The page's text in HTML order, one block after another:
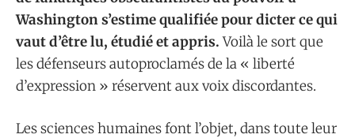
Washington s’estime qualifiée pour dicter ce qui
vaut d’être lu, étudié et appris.Voilà le sort que
les défenseurs autoproclamés de la « liberté
d’expression » réservent aux voix discordantes.
Les sciences humaines font l’objet, dans toute leur